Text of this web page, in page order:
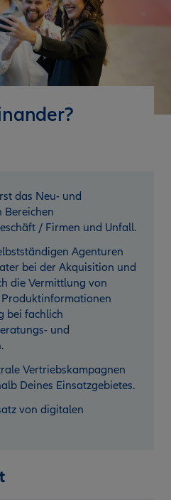
das Neu- und
Bereichen
/ Firmen und Unfall.
Agenturen
bei der Akquisition und
die Vermittlung von
bei fachlich
und
Vertriebskampagnen
Deines Einsatzgebietes.
von digitalen